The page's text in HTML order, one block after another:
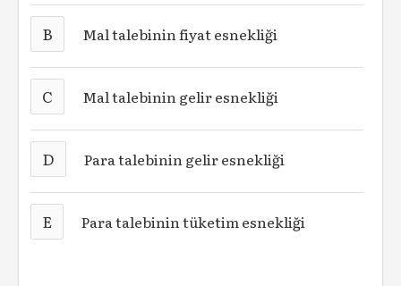
B Mal talebinin fiyat esnekliği
C Mal talebinin gelir esnekliği
D Para talebinin gelir esnekliği
E Para talebinin tüketim esnekliği